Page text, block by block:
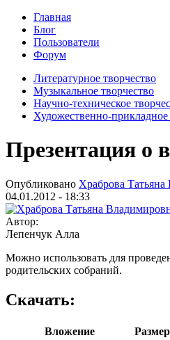
Главная
Блог
Пользователи
Форум
Литературное творчество
Музыкальное творчество
Научно-техническое
Художественно-прикладное
Презентация о
Опубликовано Храброва
04.01.2012 - 18:33
Автор:
Лепенчук Алла
Можно использовать для
родительских собраний.
Скачать:
Вложение
Размер